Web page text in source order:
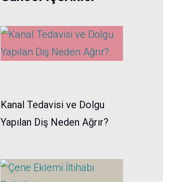
Kanal Tedavisi ve Dolgu
Yapılan Diş Neden Ağrır?